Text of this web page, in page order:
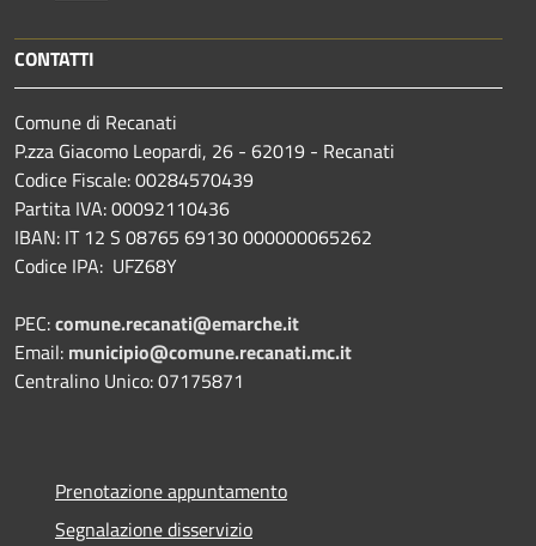
CONTATTI
Comune di Recanati
P.zza Giacomo Leopardi, 26 - 62019 - Recanati
Codice Fiscale: 00284570439
Partita IVA: 00092110436
IBAN: IT 12 S 08765 69130 000000065262
Codice IPA: UFZ68Y
PEC:comune.recanati@emarche.it
Email: municipio@comune.recanati.mc.it
Centralino Unico: 07175871
Prenotazione appuntamento
Segnalazione disservizio